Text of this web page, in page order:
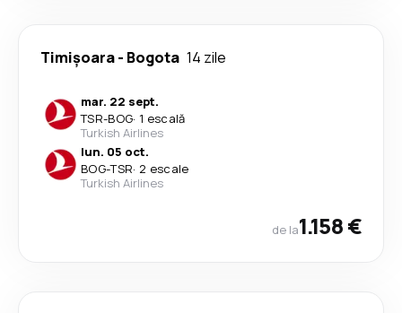
Timișoara- Bogota 14 zile
mar. 22 sept.
TSR-BOG· 1 escală
Turkish Airlines
lun. 05 oct.
BOG-TSR· 2 escale
Turkish Airlines
de la1.158 €